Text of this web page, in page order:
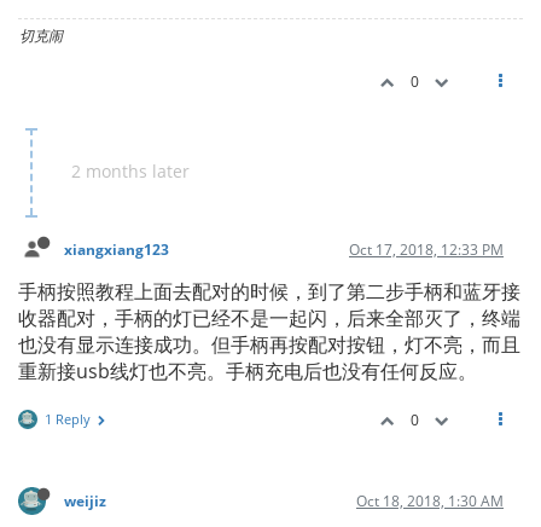
切克闹
0
2 months later
xiangxiang123 Oct 17, 2018, 12:33 PM
手柄按照教程上面去配对的时候，到了第二步手柄和蓝牙接
收器配对，手柄的灯已经不是一起闪，后来全部灭了，终端
也没有显示连接成功。但手柄再按配对按钮，灯不亮，而且
重新接usb线灯也不亮。手柄充电后也没有任何反应。
1 Reply 0
weijiz Oct 18, 2018, 1:30 AM